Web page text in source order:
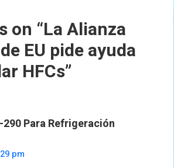
on “La Alianza
EU pide ayuda
HFCs”
290 Para Refrigeración
pm